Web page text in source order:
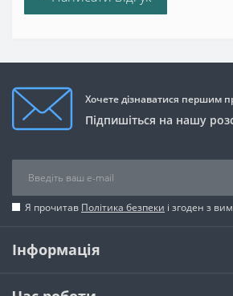
Хочете дізнаватися першим
Підпишіться на нашу
Я прочитав Політика безпеки і згоден з
Інформація